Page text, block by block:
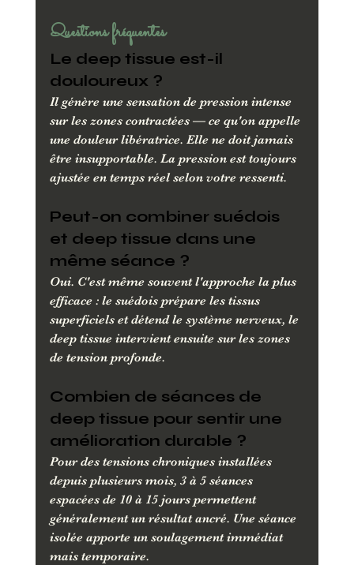
Questions fréquentes
Le deep tissue est-il
douloureux ?
Il génère une sensation de pression intense
sur les zones contractées — ce qu'on appelle
une douleur libératrice. Elle ne doit jamais
être insupportable. La pression est toujours
ajustée en temps réel selon votre ressenti.
Peut-on combiner suédois
et deep tissue dans une
même séance ?
Oui. C'est même souvent l'approche la plus
efficace : le suédois prépare les tissus
superficiels et détend le système nerveux, le
deep tissue intervient ensuite sur les zones
de tension profonde.
Combien de séances de
deep tissue pour sentir une
amélioration durable ?
Pour des tensions chroniques installées
depuis plusieurs mois, 3 à 5 séances
espacées de 10 à 15 jours permettent
généralement un résultat ancré. Une séance
isolée apporte un soulagement immédiat
mais temporaire.